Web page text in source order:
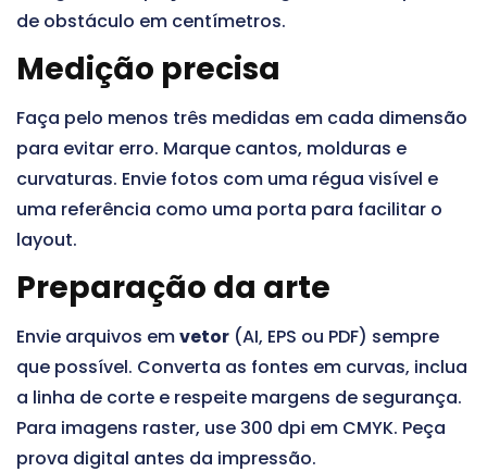
de obstáculo em centímetros.
Medição precisa
Faça pelo menos três medidas em cada dimensão
para evitar erro. Marque cantos, molduras e
curvaturas. Envie fotos com uma régua visível e
uma referência como uma porta para facilitar o
layout.
Preparação da arte
Envie arquivos emvetor (AI, EPS ou PDF) sempre
que possível. Converta as fontes em curvas, inclua
a linha de corte e respeite margens de segurança.
Para imagens raster, use 300 dpi em CMYK. Peça
prova digital antes da impressão.